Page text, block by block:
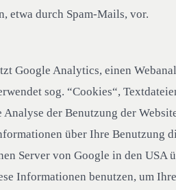
etwa durch Spam-Mails, vor.
Google Analytics, einen
sog. “Cookies“,
Analyse der Benutzung der
über Ihre Benutzung
Server von Google in den USA
Informationen benutzen, um